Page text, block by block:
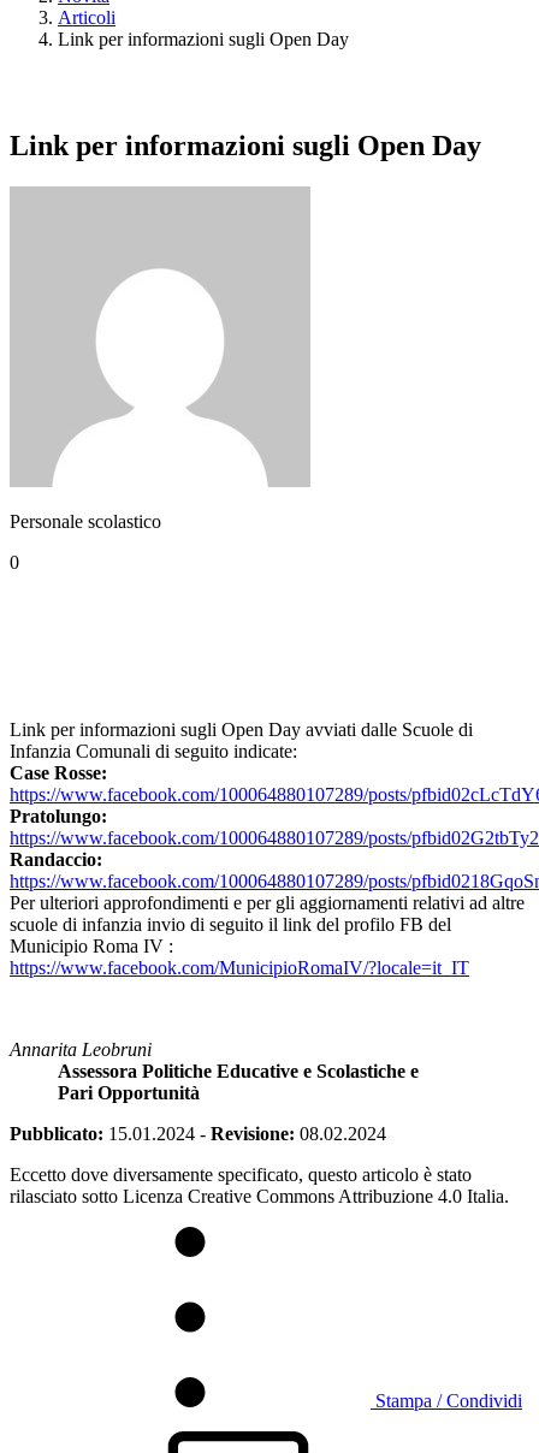
Articoli
Link per informazioni sugli Open Day
Link per informazioni sugli Open Day
Personale scolastico
0
Link per informazioni sugli Open Day avviati dalle Scuole di
Infanzia Comunali di seguito indicate:
Case Rosse:
https://www.facebook.com/100064880107289/posts/
Pratolungo:
https://www.facebook.com/100064880107289/posts/
Randaccio:
https://www.facebook.com/100064880107289/posts/
Per ulteriori approfondimenti e per gli aggiornamenti relativi ad altre
scuole di infanzia invio di seguito il link del profilo FB del
Municipio Roma IV :
https://www.facebook.com/MunicipioRomaIV/?locale=it_IT
Annarita Leobruni
Assessora Politiche Educative e Scolastiche e
Pari Opportunità
Pubblicato: 15.01.2024 - Revisione: 08.02.2024
Eccetto dove diversamente specificato, questo articolo è stato
rilasciato sotto Licenza Creative Commons Attribuzione 4.0 Italia.
Stampa / Condividi